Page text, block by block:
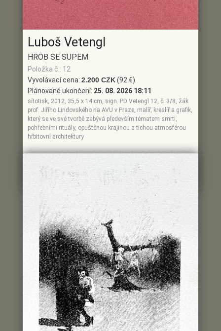
Luboš Vetengl
HROB SE SUPEM
Položka č.: 12
Vyvolávací cena: 2.200 CZK(92 €)
Plánované ukončení: 25. 08. 2026 18:11
sítotisk, 2012, 35,5 x 14 cm, sign. PD Vetengl 12, č. 3/8, žák
prof. Jiřího Lindovského na AVU v Praze, malíř, kreslíř a grafik,
který se ve své tvorbě zabývá především tématem smrti,
pohřebními rituály, opuštěnou krajinou a tichou atmosférou
hřbitovní architektury
Aktuální cena: (92 €)
Poslední dražitel: NEDRAŽENO